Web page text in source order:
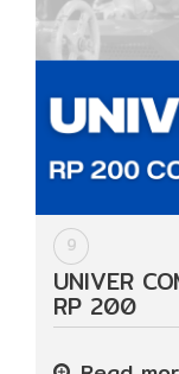
9
UNIVER
RP 200